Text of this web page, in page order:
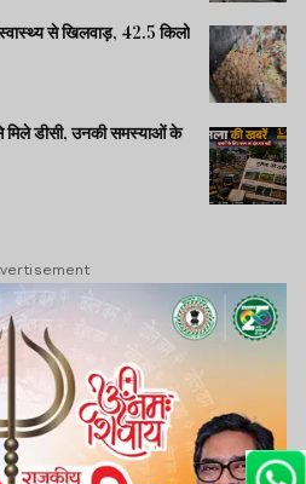
से खिलवाड़, 42.5 किलो
मिले डीसी, उनकी समस्याओं के